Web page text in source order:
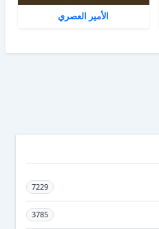
الأمير العصري
7229
3785